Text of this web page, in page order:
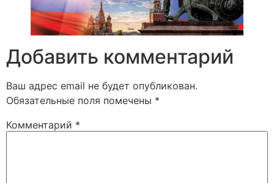
Добавить комментарий
Ваш адрес email не будет опубликован.
Обязательные поля помечены *
Комментарий *